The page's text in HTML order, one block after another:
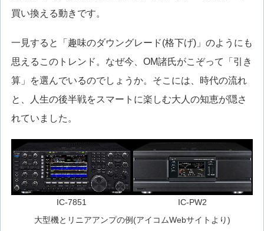
買い換える動きです。
一見すると「趣味のダウングレード(格下げ)」のようにも
思えるこのトレンド。なぜ今、OM諸氏がこぞって「引き
算」を選んでいるのでしょうか。そこには、時代の流れ
と、人生の後半戦をスマートに楽しむ大人の知恵が隠さ
れていました。
IC-7851
IC-PW2
大型機とリニアアンプの例(アイコムWebサイトより)